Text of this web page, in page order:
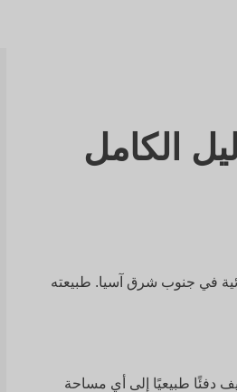
الكامل
في جنوب شرق آسيا. طبيعته
دفئًا طبيعيًا إلى أي مساحة